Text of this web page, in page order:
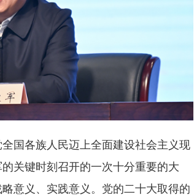
国各族人民迈上全面建设社会主义现
关键时刻召开的一次十分重要的大
意义、实践意义。党的二十大取得的